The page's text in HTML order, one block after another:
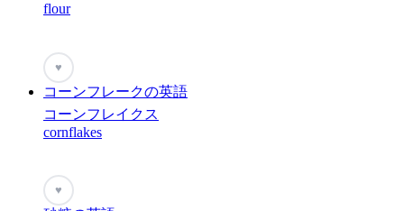
flour
♥
コーンフレークの英語
コーンフレイクス
cornflakes
♥